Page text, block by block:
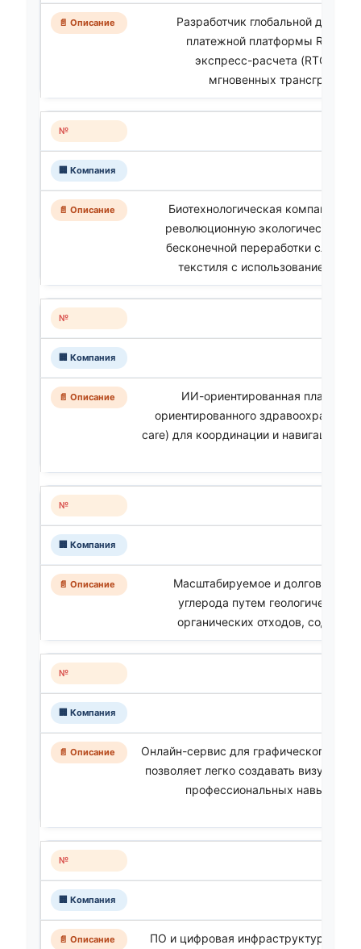
Разработчик глобальной
платежной платформы
экспресс-расчета (RTGS)
мгновенных
Биотехнологическая компания,
революционную экологическую
бесконечной переработки
текстиля с использованием ИИ
ИИ-ориентированная
ориентированного
care) для координации и навигации
Масштабируемое и
углерода путем геологической
органических отходов,
Онлайн-сервис для графического
позволяет легко создавать
профессиональных навыков
ПО и цифровая инфраструктура для